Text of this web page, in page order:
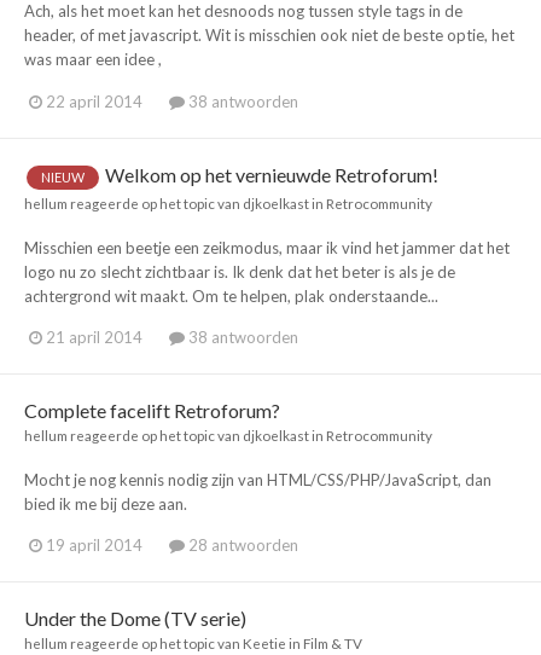
Ach, als het moet kan het desnoods nog tussen style tags in de
header, of met javascript. Wit is misschien ook niet de beste optie, het
was maar een idee ,
22 april 2014 38 antwoorden
NIEUW Welkom op het vernieuwde Retroforum!
hellum reageerde op het topic van djkoelkast in Retrocommunity
Misschien een beetje een zeikmodus, maar ik vind het jammer dat het
logo nu zo slecht zichtbaar is. Ik denk dat het beter is als je de
achtergrond wit maakt. Om te helpen, plak onderstaande...
21 april 2014 38 antwoorden
Complete facelift Retroforum?
hellum reageerde op het topic van djkoelkast in Retrocommunity
Mocht je nog kennis nodig zijn van HTML/CSS/PHP/JavaScript, dan
bied ik me bij deze aan.
19 april 2014 28 antwoorden
Under the Dome (TV serie)
hellum reageerde op het topic van Keetie in Film & TV